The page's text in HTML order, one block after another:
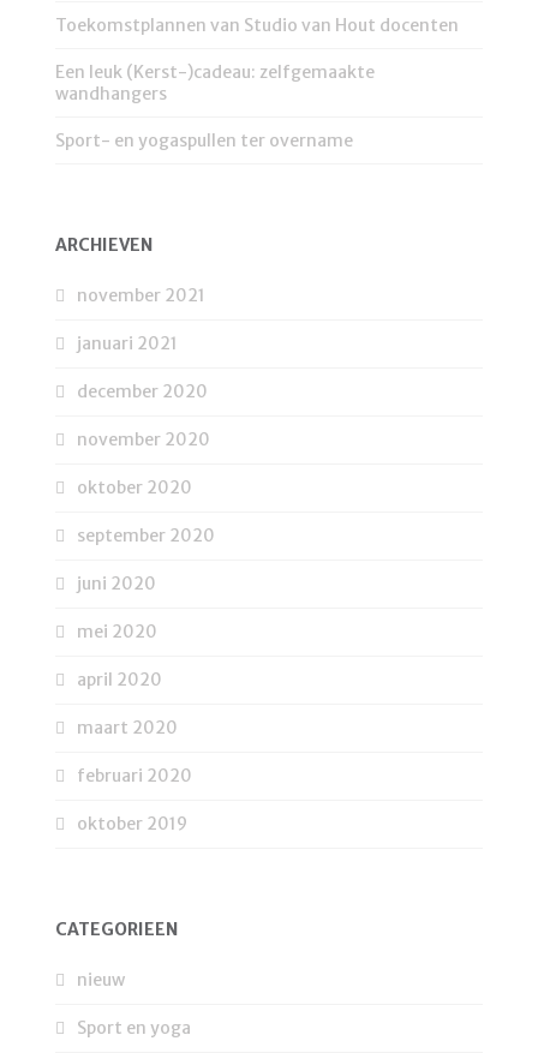
Toekomstplannen van Studio van Hout docenten
Een leuk (Kerst-)cadeau: zelfgemaakte
wandhangers
Sport- en yogaspullen ter overname
ARCHIEVEN
november 2021
januari 2021
december 2020
november 2020
oktober 2020
september 2020
juni 2020
mei 2020
april 2020
maart 2020
februari 2020
oktober 2019
CATEGORIEËN
nieuw
Sport en yoga